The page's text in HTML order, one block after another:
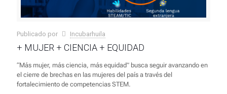
Publicado por Incubarhuila
+ MUJER + CIENCIA + EQUIDAD
“Más mujer, más ciencia, más equidad” busca seguir avanzando en
el cierre de brechas en las mujeres del país a través del
fortalecimiento de competencias STEM.